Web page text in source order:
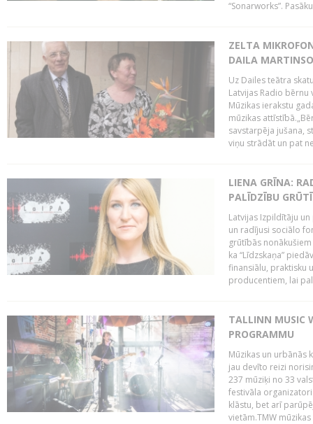
“Sonarworks”.
ZELTA
DAILA
Uz Dailes teātra
Latvijas Radio
Mūzikas ierakstu
mūzikas
savstarpēja jušana,
viņu strādāt un pat
LIENA GRĪNA:
PALĪDZĪBU
Latvijas Izpildītāju
un radījusi sociālo
grūtībās
ka “Līdzskaņa”
finansiālu, praktisku
producentiem, lai
TALLINN MUSIC
PROGRAMMU
Mūzikas un urbānās
jau devīto reizi
237 mūziķi no 33
festivāla
klāstu, bet arī
vietām.TMW